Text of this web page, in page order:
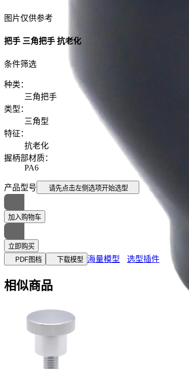
图片仅供参考
把手 三角把手 抗老化
条件筛选
种类 ：
三角把手
类型 ：
三角型
特征 ：
抗老化
握柄部材质：
PA6
产品型号 请先点击左侧选项开始选型
加入购物车
立即购买
PDF图档
下载模型 海量模型 选型插件
相似商品